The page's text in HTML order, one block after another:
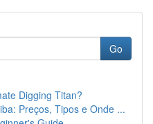
Go
Digging Titan?
Preços, Tipos e Onde ...